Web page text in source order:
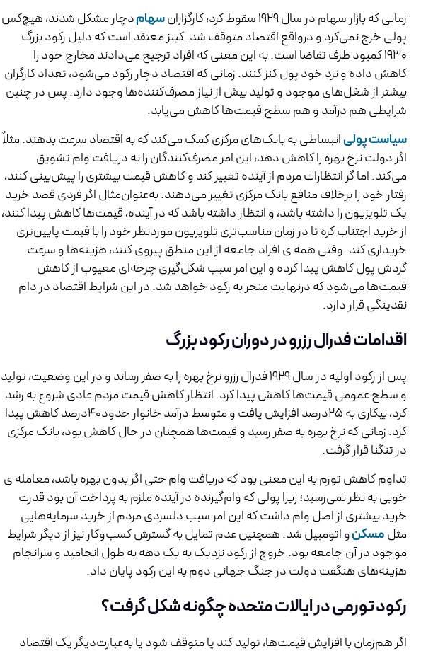
زمانی که بازار سهام در سال ۱۹۲۹ سقوط کرد، کارگزاران
سهامدچار مشکل شدند، هیچ‌کس
پولی خرج نمی‌کرد و درواقع اقتصاد متوقف شد. کینز معتقد است که دلیل رکود بزرگ
۱۹۳۰ کمبود طرف تقاضا است. به این معنی که افراد ترجیح می‌دادند مخارج خود را
کاهش داده و نزد خود پول کنز کنند. زمانی که اقتصاد دچار رکود می‌شود، تعداد کارگران
بیشتر از شغل‌های موجود و تولید بیش از نیاز مصرف‌کننده‌ها وجود دارد. پس در چنین
شرایطی هم درآمد و هم سطح قیمت‌ها کاهش می‌یابد.
سیاست پولیانبساطی به بانک‌های مرکزی کمک می‌کند که به اقتصاد سرعت بدهند. مثلاً
اگر دولت نرخ بهره را کاهش دهد، این امر مصرف‌کنندگان را به دریافت وام تشویق
می‌کند. اما گر انتظارات مردم از آینده تغییر کند و کاهش قیمت بیشتری را پیش‌بینی کنند،
رفتار خود را برخلاف منافع بانک مرکزی تغییر می‌دهند. به‌عنوان‌مثال اگر فردی قصد خرید
یک تلویزیون را داشته باشد، و انتظار داشته باشد که در آینده، قیمت‌ها کاهش پیدا کنند،
از خرید اجتناب کره تا در زمان مناسب‌تری تلویزیون موردنظر خود را با قیمت پایین‌تری
خریداری کند. وقتی همه ی افراد جامعه از این منطق پیروی کنند، هزینه‌ها و سرعت
گردش پول کاهش پیدا کرده و این امر سبب شکل‌گیری چرخه‌ای معیوب از کاهش
قیمت‌ها می‌شود که درنهایت منجر به رکود خواهد شد. در این شرایط اقتصاد در دام
نقدینگی قرار دارد.
اقدامات فدرال رزرو در دوران رکود بزرگ
پس از رکود اولیه در سال ۱۹۲۹ فدرال رزرو نرخ بهره را به صفر رساند و در این وضعیت، تولید
و سطح عمومی قیمت‌ها کاهش پیدا کرد. انتظار کاهش قیمت مردم عادی شروع به رشد
کرد، بیکاری به ۲۵درصد افزایش یافت و متوسط درآمد خانوار حدود۴۰درصد کاهش پیدا
کرد. زمانی که نرخ بهره به صفر رسید و قیمت‌ها همچنان در حال کاهش بود، بانک مرکزی
در تنگنا قرار گرفت.
تداوم کاهش تورم به این معنی بود که دریافت وام حتی اگر بدون بهره باشد، معامله ی
خوبی به نظر نمی‌رسید؛ زیرا پولی که وام‌گیرنده در آینده ملزم به پرداخت آن بود قدرت
خرید بیشتری از اصل وام داشت که این امر سبب دلسردی مردم از خرید سرمایه‌هایی
مثلمسکنو اتومبیل شد. همچنین عدم تمایل به گسترش کسب‌وکار نیز از دیگر شرایط
موجود در آن جامعه بود. خروج از رکود نزدیک به یک دهه به طول انجامید و سرانجام
هزینه‌های هنگفت دولت در جنگ جهانی دوم به این رکود پایان داد.
رکود تورمی در ایالات متحده چگونه شکل گرفت؟
اگر هم‌زمان با افزایش قیمت‌ها، تولید کند یا متوقف شود یا به‌عبارت‌دیگر یک اقتصاد